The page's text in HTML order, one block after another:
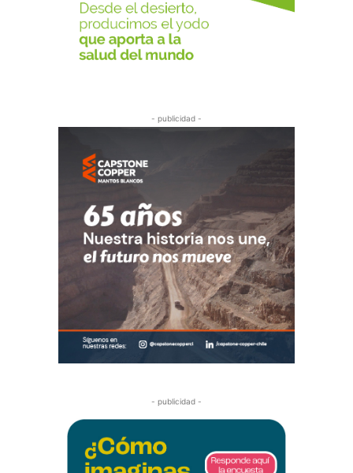
- publicidad -
- publicidad -